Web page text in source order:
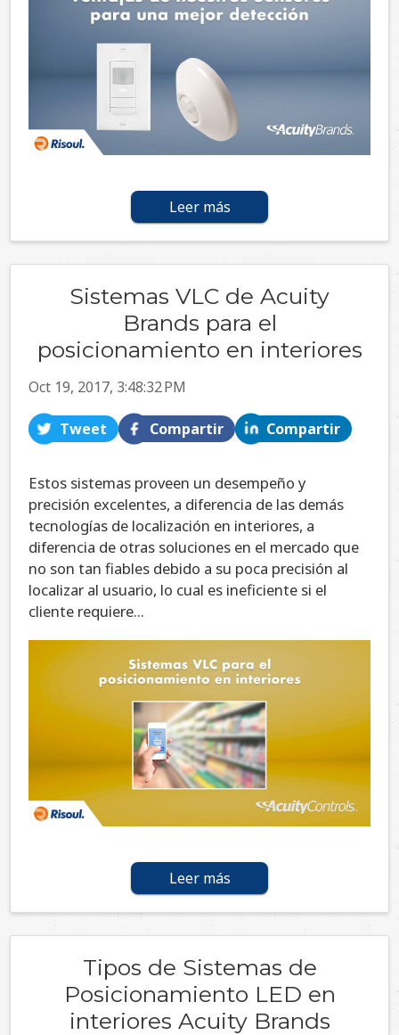
Leer más
Sistemas VLC de Acuity
Brands para el
posicionamiento en interiores
Oct 19, 2017, 3:48:32 PM
Tweet Compartir Compartir
Estos sistemas proveen un desempeño y
precisión excelentes, a diferencia de las demás
tecnologías de localización en interiores, a
diferencia de otras soluciones en el mercado que
no son tan fiables debido a su poca precisión al
localizar al usuario, lo cual es ineficiente si el
cliente requiere...
Leer más
Tipos de Sistemas de
Posicionamiento LED en
interiores Acuity Brands